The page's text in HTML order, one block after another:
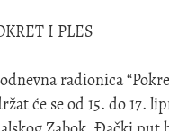
I PLES
radionica
će se od 15. do 17.